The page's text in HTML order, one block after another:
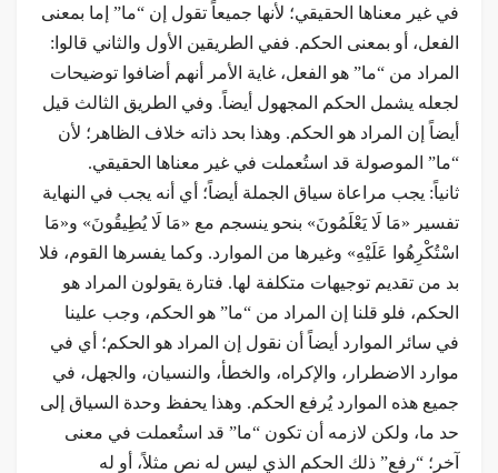
في غير معناها الحقيقي؛ لأنها جميعاً تقول إن “ما” إما بمعنى
الفعل، أو بمعنى الحكم. ففي الطريقين الأول والثاني قالوا:
المراد من “ما” هو الفعل، غاية الأمر أنهم أضافوا توضيحات
لجعله يشمل الحكم المجهول أيضاً. وفي الطريق الثالث قيل
أيضاً إن المراد هو الحكم. وهذا بحد ذاته خلاف الظاهر؛ لأن
“ما” الموصولة قد استُعملت في غير معناها الحقيقي.
ثانياً: يجب مراعاة سياق الجملة أيضاً؛ أي أنه يجب في النهاية
تفسير «مَا لَا يَعْلَمُونَ» بنحو ينسجم مع «مَا لَا يُطِيقُونَ» و«مَا
اسْتُكْرِهُوا عَلَيْهِ» وغيرها من الموارد. وكما يفسرها القوم، فلا
بد من تقديم توجيهات متكلفة لها. فتارة يقولون المراد هو
الحكم، فلو قلنا إن المراد من “ما” هو الحكم، وجب علينا
في سائر الموارد أيضاً أن نقول إن المراد هو الحكم؛ أي في
موارد الاضطرار، والإكراه، والخطأ، والنسيان، والجهل، في
جميع هذه الموارد يُرفع الحكم. وهذا يحفظ وحدة السياق إلى
حد ما، ولكن لازمه أن تكون “ما” قد استُعملت في معنى
آخر؛ “رفع” ذلك الحكم الذي ليس له نص مثلاً، أو له